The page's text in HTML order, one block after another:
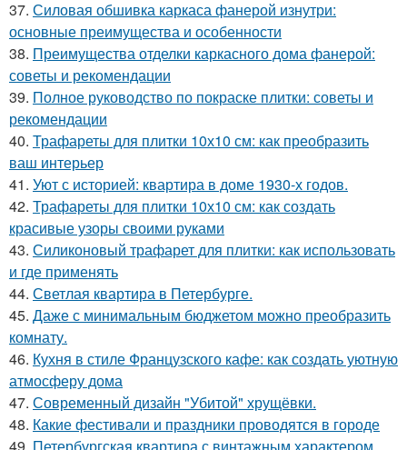
37. Силовая обшивка каркаса фанерой изнутри:
основные преимущества и особенности
38. Преимущества отделки каркасного дома фанерой:
советы и рекомендации
39. Полное руководство по покраске плитки: советы и
рекомендации
40. Трафареты для плитки 10х10 см: как преобразить
ваш интерьер
41. Уют с историей: квартира в доме 1930-х годов.
42. Трафареты для плитки 10х10 см: как создать
красивые узоры своими руками
43. Силиконовый трафарет для плитки: как использовать
и где применять
44. Светлая квартира в Петербурге.
45. Даже с минимальным бюджетом можно преобразить
комнату.
46. Кухня в стиле Французского кафе: как создать уютную
атмосферу дома
47. Современный дизайн "Убитой" хрущёвки.
48. Какие фестивали и праздники проводятся в городе